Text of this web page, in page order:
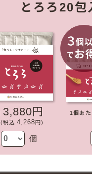
とろろ20包
3,880円
(税込 4,268 円)
個
1個あた